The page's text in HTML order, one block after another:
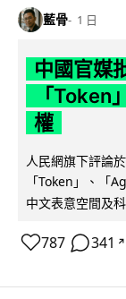
藍骨 1 日
中國官媒
「Token
權
人民網旗下評論
「Token」、「
中文表意空間及
787 341 ↗